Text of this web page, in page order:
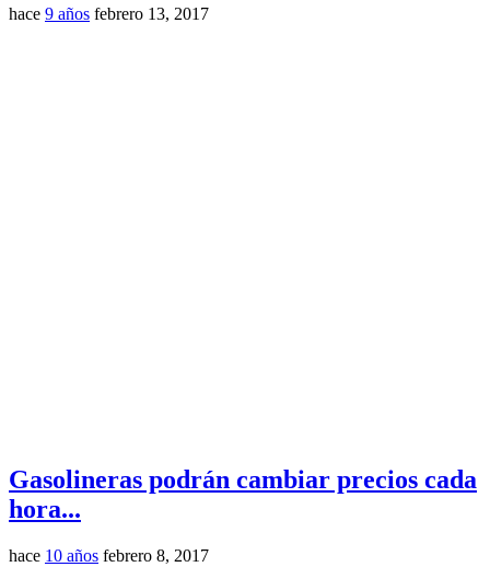
hace 9 años febrero 13, 2017
Gasolineras podrán cambiar precios cada
hora...
hace 10 años febrero 8, 2017